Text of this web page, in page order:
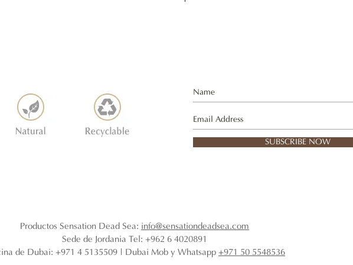
aceite de geranio (pelargonium odorantissimum),
SUBSCRIBE NOW
Productos Sensation Dead Sea: info@sensationdeadsea.com
Sede de Jordania Tel: +962 6 4020891
de Dubai: +971 4 5135509 | Dubai Mob y Whatsapp +971 50 5548536